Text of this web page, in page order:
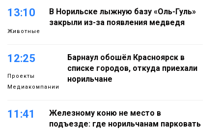
13:10
Животные
В Норильске лыжную базу «Оль-Гуль»
закрыли из-за появления медведя
12:25
Проекты
Медиакомпании
Барнаул обошёл Красноярск в
списке городов, откуда приехали
норильчане
11:41
Железному коню не место в
подъезде: где норильчанам парковать